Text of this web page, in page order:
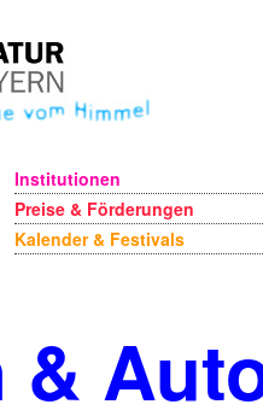
Institutionen
Preise & Förderungen
Kalender & Festivals